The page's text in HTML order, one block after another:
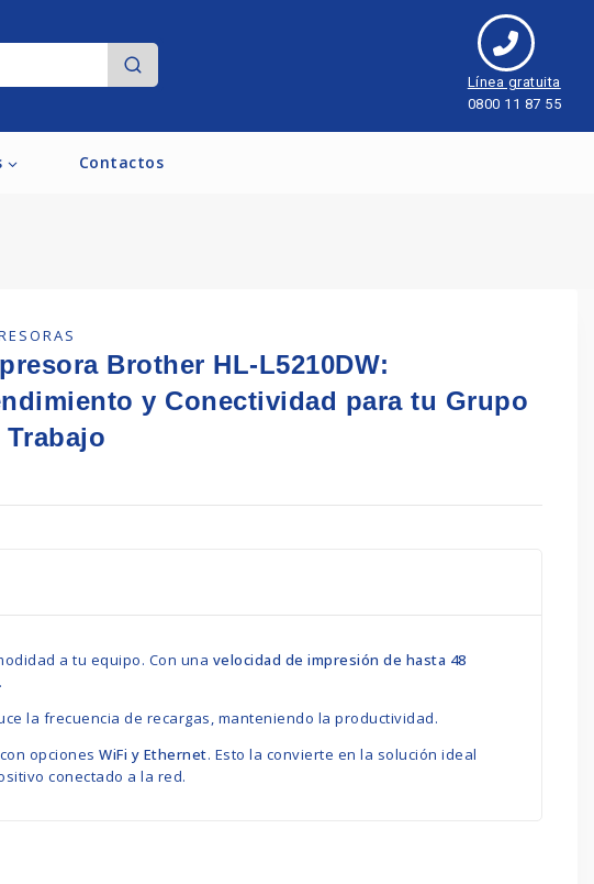
Línea gratuita
0800 11 87 55
Contactos
Brother HL-L5210DW:
y Conectividad para tu Grupo
Trabajo
a tu equipo. Con una velocidad de impresión de hasta 48
la frecuencia de recargas, manteniendo la productividad.
con opciones WiFi y Ethernet. Esto la convierte en la solución ideal
conectado a la red.